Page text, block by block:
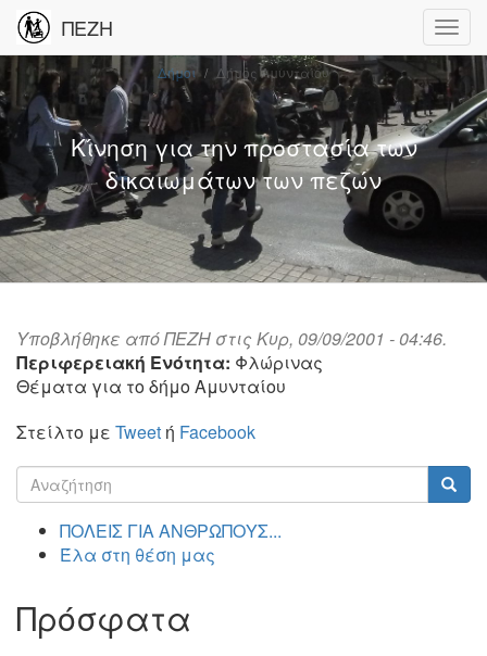
ΠΕΖΗ
Δήμοι Δήμος Αμυνταίου
Κίνηση για την προστασία των
δικαιωμάτων των πεζών
Υποβλήθηκε απόΠΕΖΗ στις Κυρ, 09/09/2001 - 04:46.
Περιφερειακή Ενότητα: Φλώρινας
Θέματα για το δήμο Αμυνταίου
Στείλτο με Tweet ή Facebook
Φόρμα
αναζήτησης
ΠΟΛΕΙΣ ΓΙΑ ΑΝΘΡΩΠΟΥΣ...
Έλα στη θέση μας
Πρόσφατα